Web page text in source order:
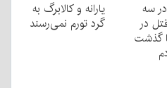
سه
در
گذشت
یارانه و کالابرگ به
گرد تورم نمی‌رسند